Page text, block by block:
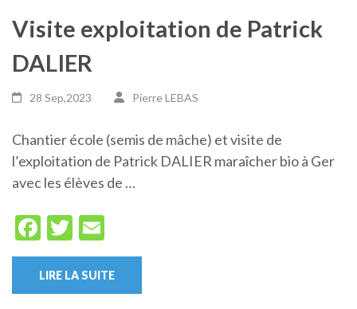
Visite exploitation de Patrick
DALIER
28 Sep,2023 Pierre LEBAS
Chantier école (semis de mâche) et visite de
l’exploitation de Patrick DALIER maraîcher bio à Ger
avec les élèves de …
Facebook
Twitter
LIRE LA SUITE